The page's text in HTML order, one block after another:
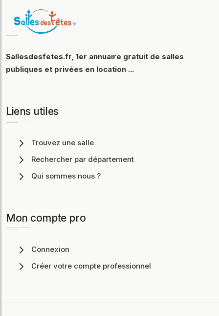
Sallesdesfetes.fr, 1er annuaire gratuit de salles
publiques et privées en location ...
Liens utiles
Trouvez une salle
Rechercher par département
Qui sommes nous ?
Mon compte pro
Connexion
Créer votre compte professionnel